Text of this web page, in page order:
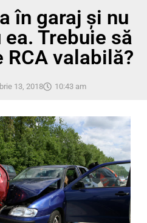
în garaj și nu
Trebuie să
RCA valabilă?
13, 2018 10:43 am